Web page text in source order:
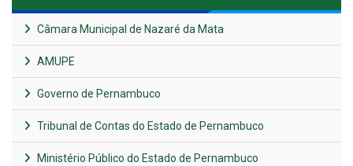
Câmara Municipal de Nazaré da Mata
AMUPE
Governo de Pernambuco
Tribunal de Contas do Estado de Pernambuco
Ministério Público do Estado de Pernambuco